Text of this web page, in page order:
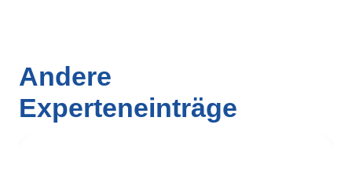
Andere
Experteneinträge